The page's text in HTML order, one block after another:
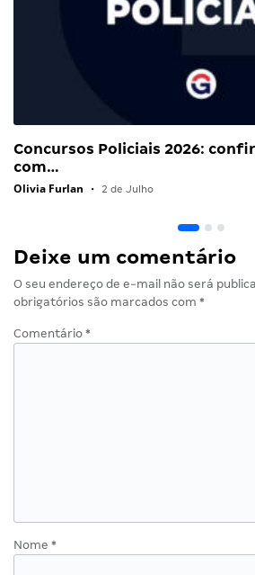
Concursos Policiais 2026:
com…
Olivia Furlan • 2 de Julho
Deixe um comentário
O seu endereço de e-mail não será
obrigatórios são marcados com *
Comentário *
Nome *